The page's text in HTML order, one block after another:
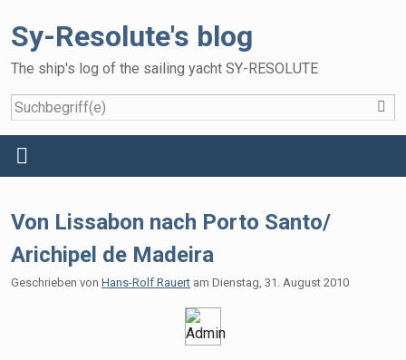
Sy-Resolute's blog
The ship's log of the sailing yacht SY-RESOLUTE
Reisen
Das Schiff
Von Lissabon nach Porto Santo/
Arichipel de Madeira
Geschrieben von Hans-Rolf Rauert am Dienstag, 31. August 2010